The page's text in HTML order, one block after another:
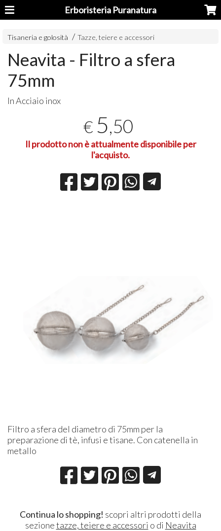
Erboristeria Puranatura
Tisaneria e golosità Tazze, teiere e accessori
Neavita - Filtro a sfera
75mm
In Acciaio inox
€ 5,50
Il prodotto non è attualmente disponibile per
l'acquisto.
Filtro a sfera del diametro di 75mm per la
preparazione di tè, infusi e tisane. Con catenella in
metallo
Continua lo shopping! scopri altri prodotti della
sezionetazze, teiere e accessori o di Neavita